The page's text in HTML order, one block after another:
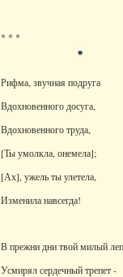
* * *
Рифма, звучная подруга
Вдохновенного досуга,
Вдохновенного труда,
[Ты умолкла, онемела];
[Ах], ужель ты улетела,
Изменила навсегда!
В прежни дни твой милый
Усмирял сердечный трепет -